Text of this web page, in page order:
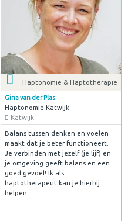
Haptonomie & Haptotherapie
Gina van der Plas
Haptonomie Katwijk
Katwijk
Balans tussen denken en voelen
maakt dat je beter functioneert.
Je verbinden met jezelf (je lijf) en
je omgeving geeft balans en een
goed gevoel! Ik als
haptotherapeut kan je hierbij
helpen.